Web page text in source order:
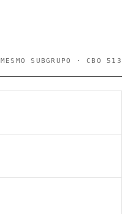
MESMO SUBGRUPO · CBO 513